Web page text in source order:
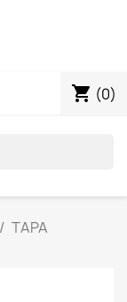
shopping_cart (0)
TAPA